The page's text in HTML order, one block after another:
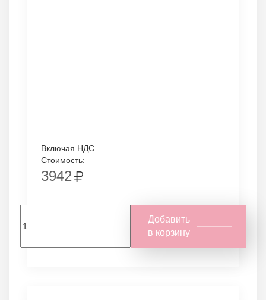
Включая НДС
Стоимость:
3942
Добавить
в корзину